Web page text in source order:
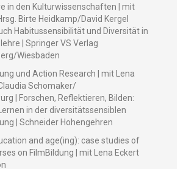
in den Kul­tur­wis­senschaften | mit
Birte Heidkamp/David Kergel
Habi­tussen­si­bil­ität und Diver­sität in
| Springer VS Ver­lag
Wiesbaden
und Action Research | mit Lena
Schomaker/
| Forschen, Reflek­tieren, Bilden:
in der diver­sitätssen­si­blen
| Schnei­der Hohengehren
and age(ing): case stud­ies of
on Film­Bil­dung | mit Lena Eck­ert